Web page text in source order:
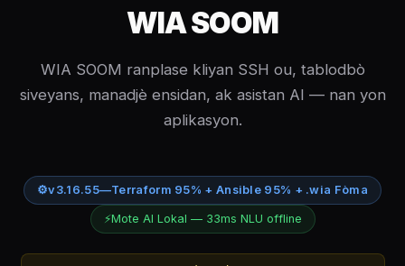
WIA SOOM
WIA SOOM ranplase kliyan SSH ou, tablodbò
siveyans, manadjè ensidan, ak asistan AI — nan yon
aplikasyon.
⚙v3.16.55—Terraform 95% + Ansible 95% + .wia Fòma
⚡Mote AI Lokal — 33ms NLU offline